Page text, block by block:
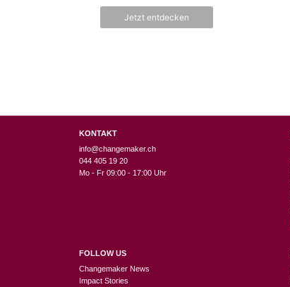
5
Jetzt entdecken
KONTAKT
info@changemaker.ch
044 405 19 20
Mo - Fr 09:00 - 17:00 Uhr
FOLLOW US
Changemaker News
Impact Stories